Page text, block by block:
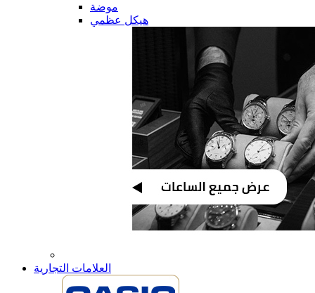
موضة
هيكل عظمي
العلامات التجارية